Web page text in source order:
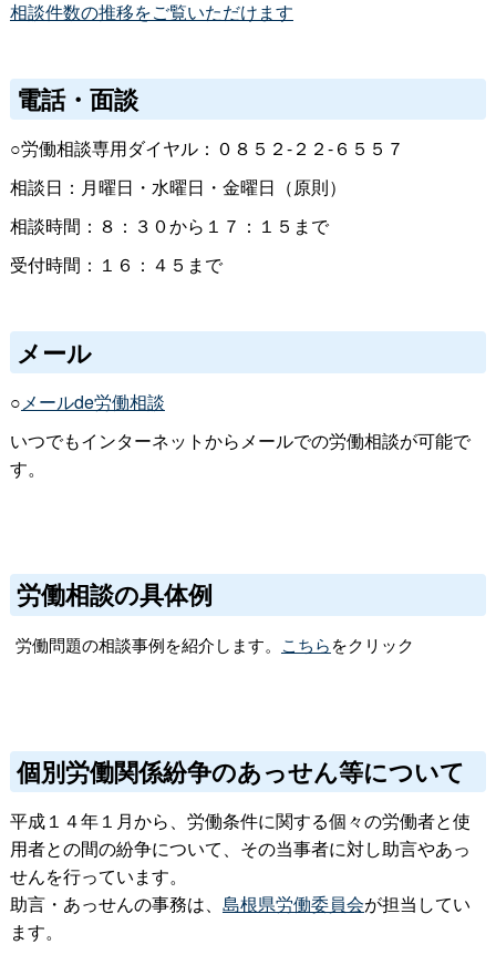
相談件数の推移をご覧いただけます
電話・面談
○労働相談専用ダイヤル：０８５２-２２-６５５７
相談日：月曜日・水曜日・金曜日（原則）
相談時間：８：３０から１７：１５まで
受付時間：１６：４５まで
メール
○メールde労働相談
いつでもインターネットからメールでの労働相談が可能で
す。
労働相談の具体例
労働問題の相談事例を紹介します。 こちら をクリック
個別労働関係紛争のあっせん等について
平成１４年１月から、労働条件に関する個々の労働者と使
用者との間の紛争について、その当事者に対し助言やあっ
せんを行っています。
助言・あっせんの事務は、 島根県労働委員会が担当してい
ます。